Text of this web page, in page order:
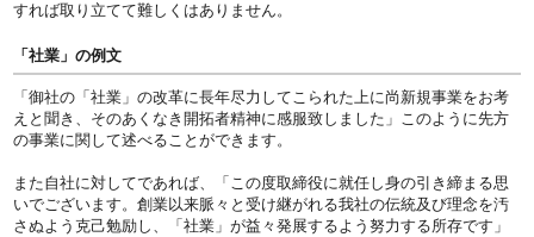
すれば取り立てて難しくはありません。
「社業」の例文
「御社の「社業」の改革に長年尽力してこられた上に尚新規事業をお考
えと聞き、そのあくなき開拓者精神に感服致しました」このように先方
の事業に関して述べることができます。
また自社に対してであれば、「この度取締役に就任し身の引き締まる思
いでございます。創業以来脈々と受け継がれる我社の伝統及び理念を汚
さぬよう克己勉励し、「社業」が益々発展するよう努力する所存です」